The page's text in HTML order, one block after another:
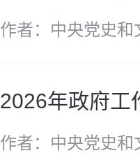
作者：中央党史和
2026年政府工
作者：中央党史和